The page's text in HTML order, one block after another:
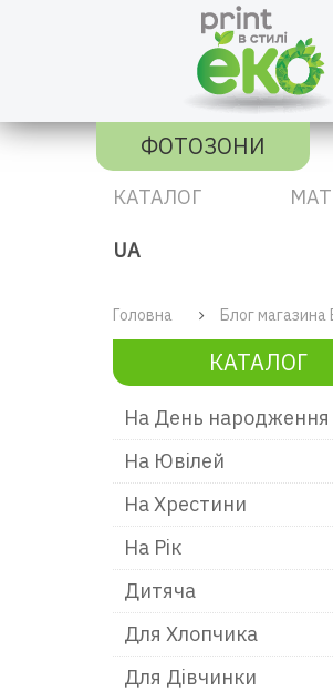
ФОТОЗОНИ
КАТАЛОГ
UA
Головна Блог
КАТАЛОГ
На День народження
На Ювілей
На Хрестини
На Рік
Дитяча
Для Хлопчика
Для Дівчинки